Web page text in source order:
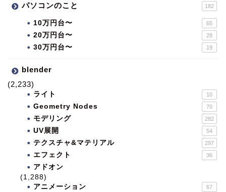
パソコンのこと 182
10万円台〜 65
20万円台〜 28
30万円台〜 19
blender
(2,233)
ライト 10
Geometry Nodes 70
モデリング 282
UV展開 54
テクスチャ&マテリアル 297
エフェクト 36
アドオン
(1,288)
アニメーション
67